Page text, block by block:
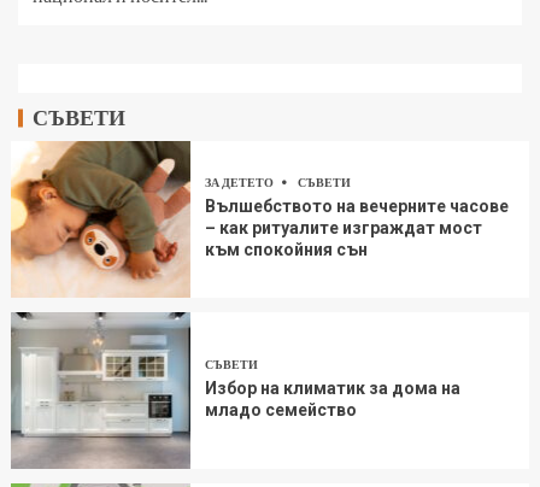
СЪВЕТИ
ЗА ДЕТЕТО СЪВЕТИ
Вълшебството на вечерните часове
– как ритуалите изграждат мост
към спокойния сън
СЪВЕТИ
Избор на климатик за дома на
младо семейство